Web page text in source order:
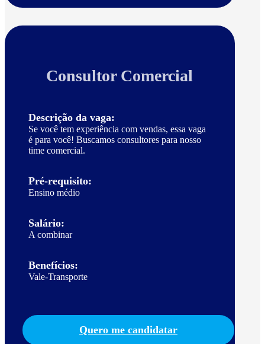
Consultor Comercial
Descrição da vaga:
Se você tem experiência com vendas, essa vaga
é para você! Buscamos consultores para nosso
time comercial.
Pré-requisito:
Ensino médio
Salário:
A combinar
Benefícios:
Vale-Transporte
Quero me candidatar